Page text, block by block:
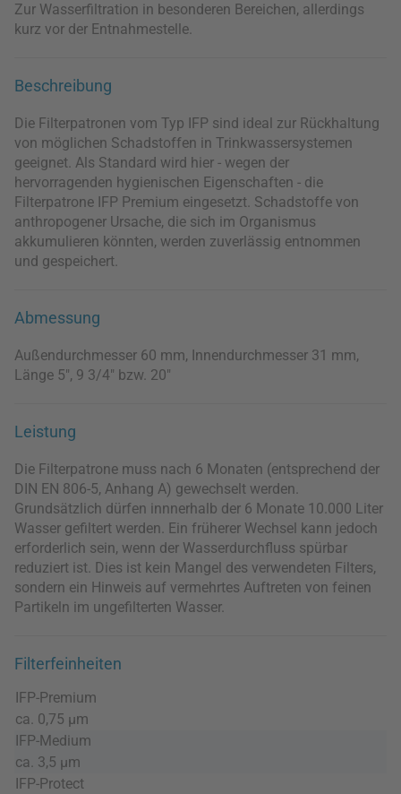
Zur Wasserfiltration in besonderen Bereichen, allerdings
kurz vor der Entnahmestelle.
Beschreibung
Die Filterpatronen vom Typ IFP sind ideal zur Rückhaltung
von möglichen Schadstoffen in Trinkwassersystemen
geeignet. Als Standard wird hier - wegen der
hervorragenden hygienischen Eigenschaften - die
Filterpatrone IFP Premium eingesetzt. Schadstoffe von
anthropogener Ursache, die sich im Organismus
akkumulieren könnten, werden zuverlässig entnommen
und gespeichert.
Abmessung
Außendurchmesser 60 mm, Innendurchmesser 31 mm,
Länge 5", 9 3/4" bzw. 20"
Leistung
Die Filterpatrone muss nach 6 Monaten (entsprechend der
DIN EN 806-5, Anhang A) gewechselt werden.
Grundsätzlich dürfen innnerhalb der 6 Monate 10.000 Liter
Wasser gefiltert werden. Ein früherer Wechsel kann jedoch
erforderlich sein, wenn der Wasserdurchfluss spürbar
reduziert ist. Dies ist kein Mangel des verwendeten Filters,
sondern ein Hinweis auf vermehrtes Auftreten von feinen
Partikeln im ungefilterten Wasser.
Filterfeinheiten
IFP-Premium
ca. 0,75 µm
IFP-Medium
ca. 3,5 µm
IFP-Protect